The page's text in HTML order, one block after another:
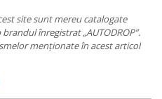
site sunt mereu catalogate
înregistrat „AUTODROP”.
menționate în acest articol